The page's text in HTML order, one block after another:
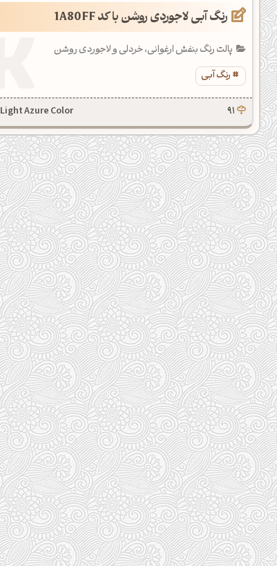
رنگ آبی لاجوردی روشن با کد 1A80FF
پالت رنگ بنفش ارغوانی، خردلی و لاجوردی روشن
رنگ آبی
91
Light Azure Color